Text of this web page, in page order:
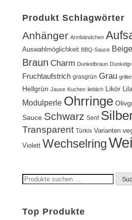
Produkt Schlagwörter
Anhänger Armbändchen
Auswahlmöglichkeit BBQ-Sauce Beige
Braun Charm Dunkelbraun
Fruchtaufstrich grasgrün Grau
Hellgrün Jause Kuchen lieblich Likör Lila
Modulperle Ohrringe
Sauce Schwarz Senf
Transparent Türkis Varianten
Violett Wechselring
Suchen
Top Produkte